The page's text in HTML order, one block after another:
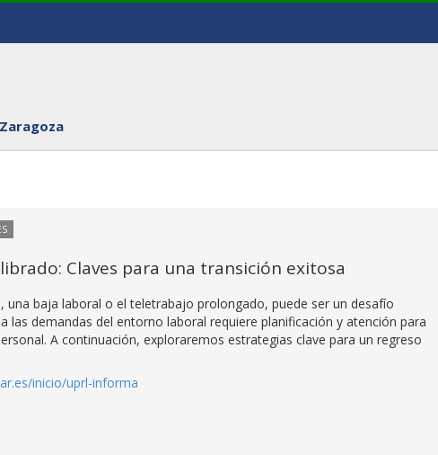
Claves para una transición exitosa
una baja laboral o el teletrabajo prolongado, puede ser un desafío
demandas del entorno laboral requiere planificación y atención para
A continuación, exploraremos estrategias clave para un regreso
inicio/uprl-informa